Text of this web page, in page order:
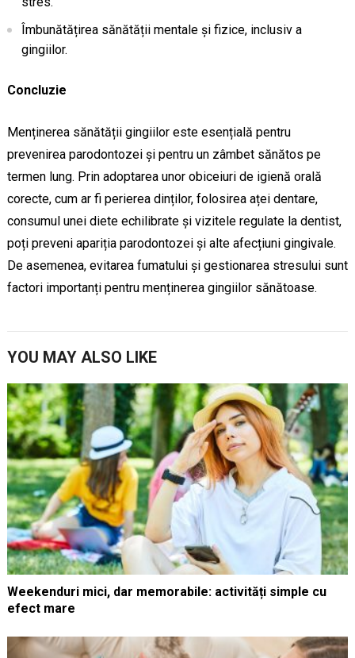
Îmbunătățirea sănătății mentale și fizice, inclusiv a
gingiilor.
Concluzie
Menținerea sănătății gingiilor este esențială pentru
prevenirea parodontozei și pentru un zâmbet sănătos pe
termen lung. Prin adoptarea unor obiceiuri de igienă orală
corecte, cum ar fi perierea dinților, folosirea aței dentare,
consumul unei diete echilibrate și vizitele regulate la dentist,
poți preveni apariția parodontozei și alte afecțiuni gingivale.
De asemenea, evitarea fumatului și gestionarea stresului sunt
factori importanți pentru menținerea gingiilor sănătoase.
YOU MAY ALSO LIKE
Weekenduri mici, dar memorabile: activități simple cu
efect mare